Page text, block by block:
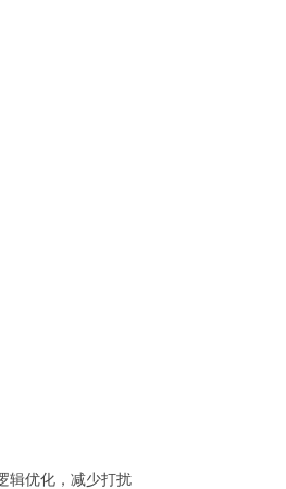
辑优化，减少打扰